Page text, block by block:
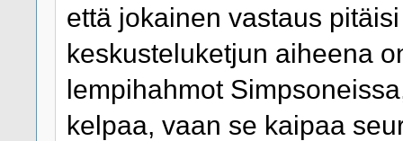
että jokainen vastaus
keskusteluketjun aiheena
lempihahmot
kelpaa, vaan se kaipaa